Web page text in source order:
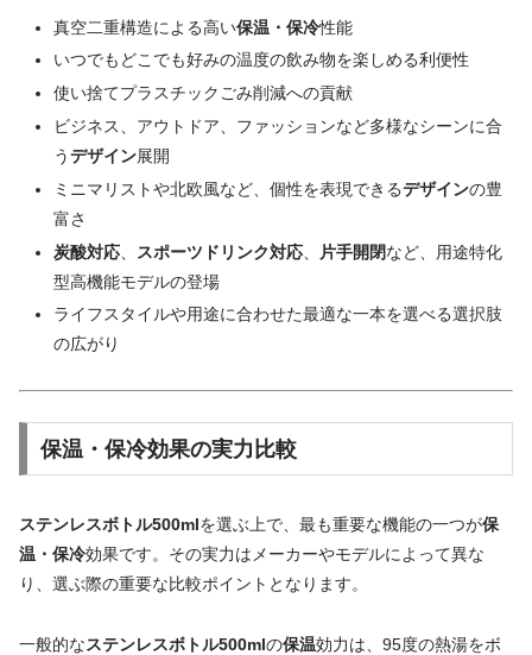
真空二重構造による高い保温・保冷性能
いつでもどこでも好みの温度の飲み物を楽しめる利便性
使い捨てプラスチックごみ削減への貢献
ビジネス、アウトドア、ファッションなど多様なシーンに合
うデザイン展開
ミニマリストや北欧風など、個性を表現できるデザインの豊
富さ
炭酸対応、 スポーツドリンク対応、 片手開閉など、用途特化
型高機能モデルの登場
ライフスタイルや用途に合わせた最適な一本を選べる選択肢
の広がり
保温・保冷効果の実力比較
ステンレスボトル500mlを選ぶ上で、最も重要な機能の一つが保
温・保冷効果です。その実力はメーカーやモデルによって異な
り、選ぶ際の重要な比較ポイントとなります。
一般的なステンレスボトル500mlの保温効力は、95度の熱湯をボ